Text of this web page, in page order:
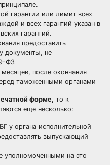
гарантии или лимит всех
и всех гарантий указан в
гарантий.
предоставить
документы, не
ФЗ
после окончания
таможенными органами
форме, то к
еще несколько:
у органа исполнительной
выпускающий
уполномоченными на это